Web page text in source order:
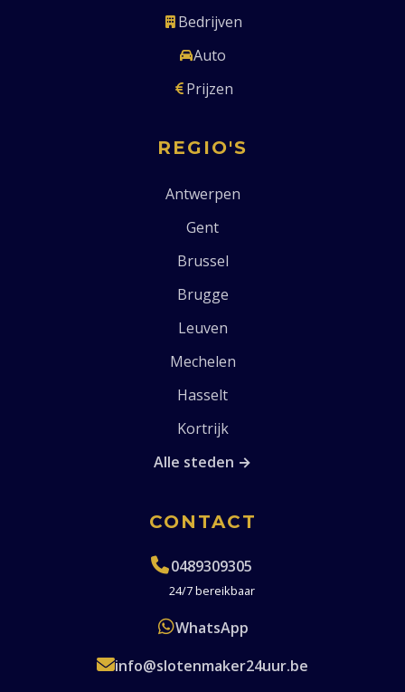
Bedrijven
Auto
Prijzen
REGIO'S
Antwerpen
Gent
Brussel
Brugge
Leuven
Mechelen
Hasselt
Kortrijk
Alle steden →
CONTACT
0489309305
24/7 bereikbaar
WhatsApp
info@slotenmaker24uur.be